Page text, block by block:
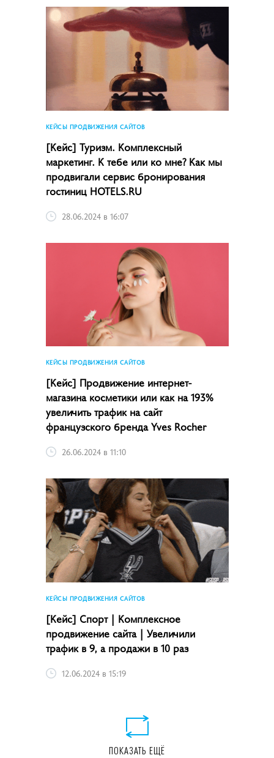
КЕЙСЫ ПРОДВИЖЕНИЯ САЙТОВ
[Кейс] Туризм. Комплексный
маркетинг. К тебе или ко мне? Как мы
продвигали сервис бронирования
гостиниц HOTELS.RU
28.06.2024 в 16:07
КЕЙСЫ ПРОДВИЖЕНИЯ САЙТОВ
[Кейс] Продвижение интернет-
магазина косметики или как на 193%
увеличить трафик на сайт
французского бренда Yves Rocher
26.06.2024 в 11:10
КЕЙСЫ ПРОДВИЖЕНИЯ САЙТОВ
[Кейс] Спорт | Комплексное
продвижение сайта | Увеличили
трафик в 9, а продажи в 10 раз
12.06.2024 в 15:19
ПОКАЗАТЬ ЕЩЁ